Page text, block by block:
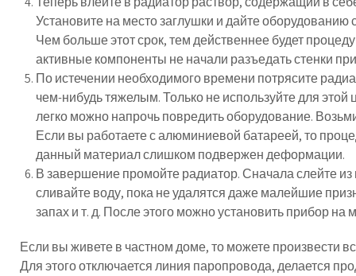
Установите на место заглушки и дайте оборудованию
Чем больше этот срок, тем действеннее будет
активные компоненты не начали разъедать стенки
По истечении необходимого времени потрясите
чем-нибудь тяжелым. Только не используйте для
легко можно напрочь повредить оборудование.
Если вы работаете с алюминиевой батареей, то
данный материал слишком подвержен деформации.
В завершение промойте радиатор. Сначала слейте
сливайте воду, пока не удалятся даже малейшие
запах и т. д. После этого можно установить прибор на
Если вы живете в частном доме, то можете произвести
Для этого отключается линия паропровода, делается